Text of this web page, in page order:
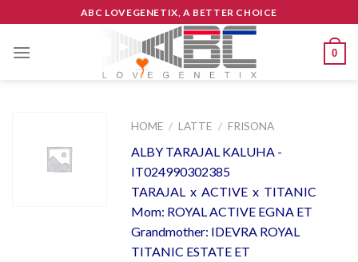
to
content
ABC LOVEGENETIX, A BETTER CHOICE
0
HOME / LATTE / FRISONA
ALBY TARAJAL KALUHA -
IT024990302385
TARAJAL x ACTIVE x TITANIC
Mom: ROYAL ACTIVE EGNA ET
Grandmother: IDEVRA ROYAL
TITANIC ESTATE ET